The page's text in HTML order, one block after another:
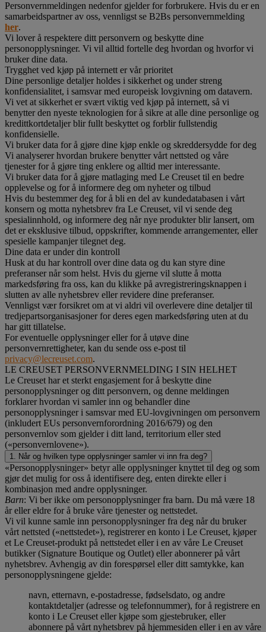
Personvernmeldingen nedenfor gjelder for forbrukere. Hvis du er en
samarbeidspartner av oss, vennligst se B2Bs personvernmelding
her.
Vi lover å respektere ditt personvern og beskytte dine
personopplysninger. Vi vil alltid fortelle deg hvordan og hvorfor vi
bruker dine data.
Trygghet ved kjøp på internett er vår prioritet
Dine personlige detaljer holdes i sikkerhet og under streng
konfidensialitet, i samsvar med europeisk lovgivning om datavern.
Vi vet at sikkerhet er svært viktig ved kjøp på internett, så vi
benytter den nyeste teknologien for å sikre at alle dine personlige og
kredittkortdetaljer blir fullt beskyttet og forblir fullstendig
konfidensielle.
Vi bruker data for å gjøre dine kjøp enkle og skreddersydde for deg
Vi analyserer hvordan brukere benytter vårt nettsted og våre
tjenester for å gjøre ting enklere og alltid mer interessante.
Vi bruker data for å gjøre matlaging med Le Creuset til en bedre
opplevelse og for å informere deg om nyheter og tilbud
Hvis du bestemmer deg for å bli en del av kundedatabasen i vårt
konsern og motta nyhetsbrev fra Le Creuset, vil vi sende deg
spesialinnhold, og informere deg når nye produkter blir lansert, om
det er eksklusive tilbud, oppskrifter, kommende arrangementer, eller
spesielle kampanjer tilegnet deg.
Dine data er under din kontroll
Husk at du har kontroll over dine data og du kan styre dine
preferanser når som helst. Hvis du gjerne vil slutte å motta
markedsføring fra oss, kan du klikke på avregistreringsknappen i
slutten av alle nyhetsbrev eller revidere dine preferanser.
Vennligst vær forsikret om at vi aldri vil overlevere dine detaljer til
tredjepartsorganisasjoner for deres egen markedsføring uten at du
har gitt tillatelse.
For eventuelle opplysninger eller for å utøve dine
personvernrettigheter, kan du sende oss e-post til
privacy@lecreuset.com.
LE CREUSET PERSONVERNMELDING I SIN HELHET
Le Creuset har et sterkt engasjement for å beskytte dine
personopplysninger og ditt personvern, og denne meldingen
forklarer hvordan vi samler inn og behandler dine
personopplysninger i samsvar med EU-lovgivningen om personvern
(inkludert EUs personvernforordning 2016/679) og den
personvernlov som gjelder i ditt land, territorium eller sted
(«personvernlovene»).
1. Når og hvilken type opplysninger samler vi inn fra deg?
«Personopplysninger» betyr alle opplysninger knyttet til deg og som
gjør det mulig for oss å identifisere deg, enten direkte eller i
kombinasjon med andre opplysninger.
Barn: Vi ber ikke om personopplysninger fra barn. Du må være 18
år eller eldre for å bruke våre tjenester og nettstedet.
Vi vil kunne samle inn personopplysninger fra deg når du bruker
vårt nettsted («nettstedet»), registrerer en konto i Le Creuset, kjøper
et Le Creuset-produkt på nettstedet eller i en av våre Le Creuset
butikker (Signature Boutique og Outlet) eller abonnerer på vårt
nyhetsbrev. Avhengig av din forespørsel eller ditt samtykke, kan
personopplysningene gjelde:
navn, etternavn, e-postadresse, fødselsdato, og andre
kontaktdetaljer (adresse og telefonnummer), for å registrere en
konto i Le Creuset eller kjøpe som gjestebruker, eller
abonnere på vårt nyhetsbrev på hjemmesiden eller i en av våre